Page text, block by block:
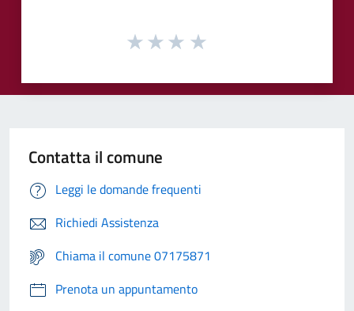
Contatta il comune
Leggi le domande frequenti
Richiedi Assistenza
Chiama il comune 07175871
Prenota un appuntamento